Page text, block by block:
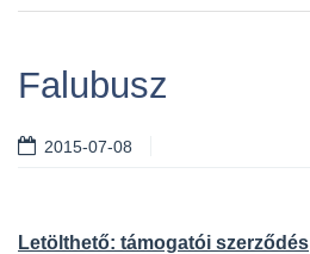
Falubusz
2015-07-08
Letölthető: támogatói szerződés